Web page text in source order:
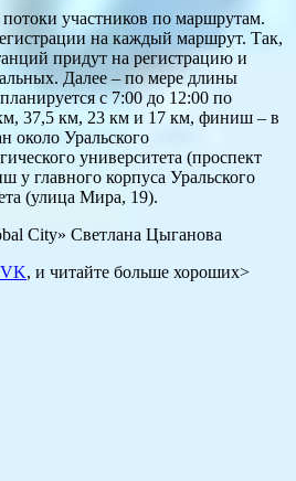
участников по маршрутам.
на каждый маршрут. Так,
придут на регистрацию и
Далее – по мере длины
с 7:00 до 12:00 по
37,5 км, 23 км и 17 км, финиш – в
около Уральского
университета (проспект
у главного корпуса Уральского
(улица Мира, 19).
City» Светлана Цыганова
, и читайте больше хороших>